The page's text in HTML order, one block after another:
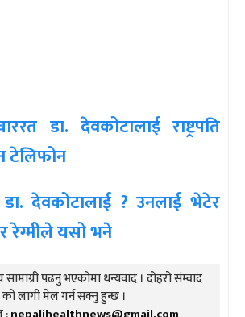
डा. देवकोटालाई राष्ट्रपति
टेलिफोन
देवकोटालाई ? उनलाई भेटेर
रेग्मीले यसो भने
पढनु भएकोमा धन्यवाद । दोहरो संम्वाद
को लागी मेल गर्न सक्नु हुन्छ ।